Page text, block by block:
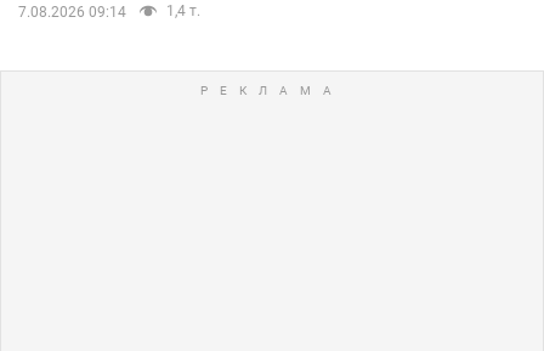
7.08.2026 09:14 1,4 т.